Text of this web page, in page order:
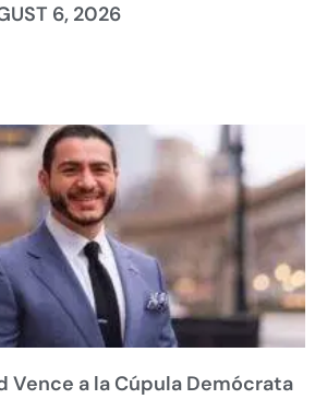
6, 2026
Vence a la Cúpula Demócrata